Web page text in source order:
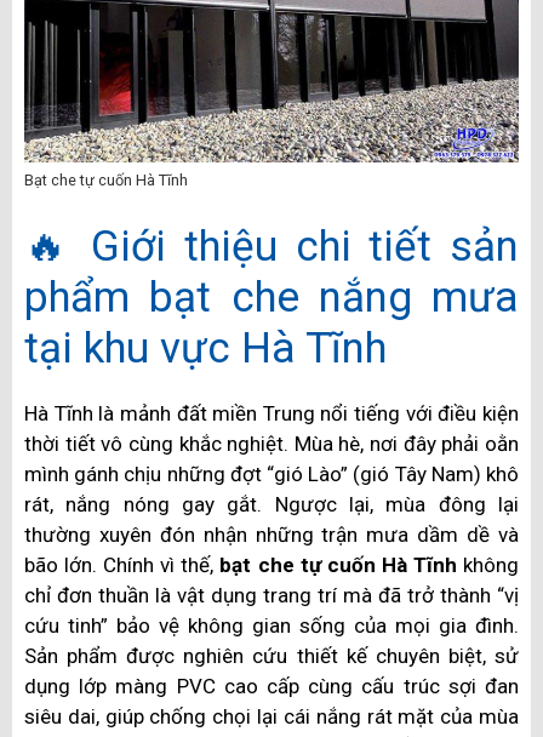
Bạt che tự cuốn Hà Tĩnh
🔥 Giới thiệu chi tiết sản
phẩm bạt che nắng mưa
tại khu vực Hà Tĩnh
Hà Tĩnh là mảnh đất miền Trung nổi tiếng với điều kiện
thời tiết vô cùng khắc nghiệt. Mùa hè, nơi đây phải oằn
mình gánh chịu những đợt “gió Lào” (gió Tây Nam) khô
rát, nắng nóng gay gắt. Ngược lại, mùa đông lại
thường xuyên đón nhận những trận mưa dầm dề và
bão lớn. Chính vì thế, bạt che tự cuốn Hà Tĩnh không
chỉ đơn thuần là vật dụng trang trí mà đã trở thành “vị
cứu tinh” bảo vệ không gian sống của mọi gia đình.
Sản phẩm được nghiên cứu thiết kế chuyên biệt, sử
dụng lớp màng PVC cao cấp cùng cấu trúc sợi đan
siêu dai, giúp chống chọi lại cái nắng rát mặt của mùa